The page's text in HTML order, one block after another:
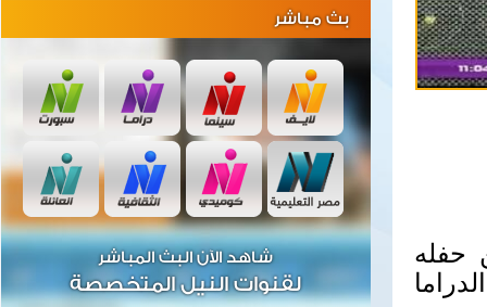
حفله
بث مباشر
شاهد الآن البث المباشر
لقنوات النيل المتخصصة